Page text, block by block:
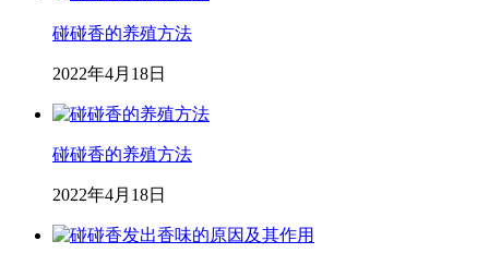
碰碰香的养殖方法
2022年4月18日
碰碰香的养殖方法
2022年4月18日